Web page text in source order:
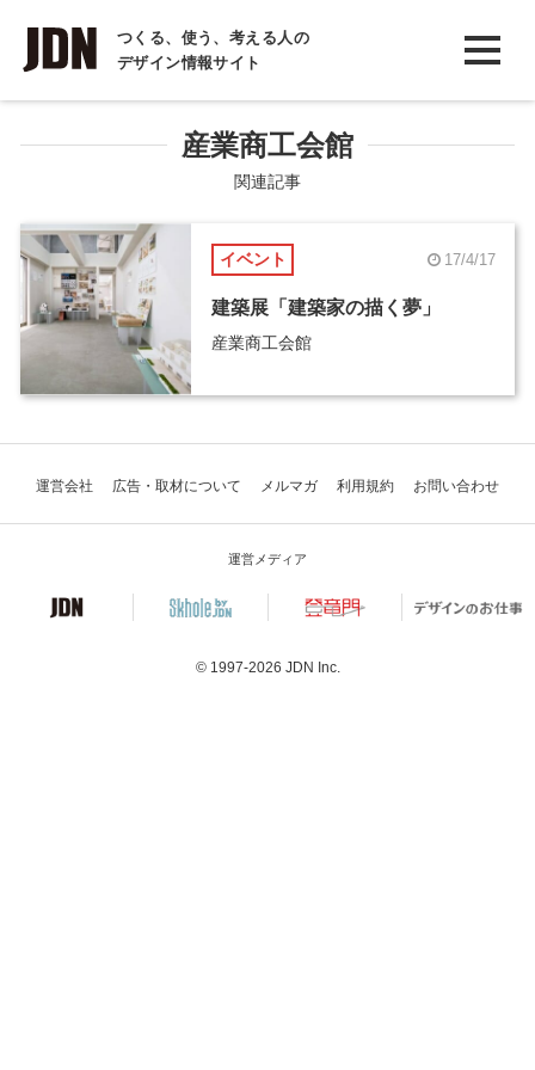
つくる、使う、考える人の
デザイン情報サイト
INTERVIEW
インタビュー
COLUMN
コラム
産業商工会館
関連記事
イベント 17/4/17
建築展「建築家の描く夢」
産業商工会館
運営会社 広告・取材について メルマガ 利用規約 お問い合わせ
運営メディア
© 1997-2026 JDN Inc.